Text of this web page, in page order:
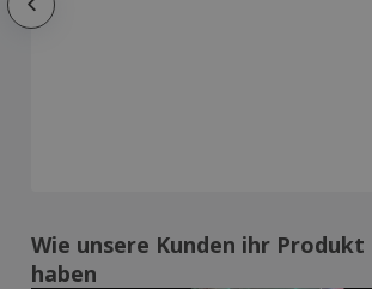
Wie unsere Kunden ihr
haben